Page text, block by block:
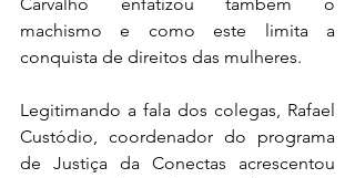
machismo e como este limita a
conquista de direitos das mulheres.
Legitimando a fala dos colegas, Rafael
Custódio, coordenador do programa
de Justiça da Conectas acrescentou